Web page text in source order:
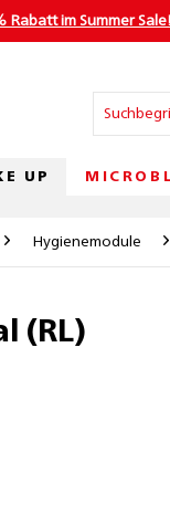
Rabatt im Summer Sale!
UP
Hygienemodule
(RL)